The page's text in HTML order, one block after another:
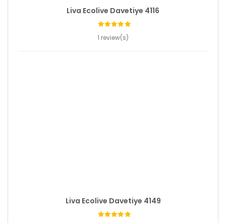
Liva Ecolive Davetiye 4116
1 review(s)
Liva Ecolive Davetiye 4149